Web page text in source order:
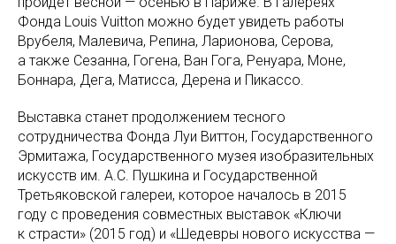
Фонда Louis Vuitton можно будет увидеть работы
Врубеля, Малевича, Репина, Ларионова, Серова,
а также Сезанна, Гогена, Ван Гога, Ренуара, Моне,
Боннара, Дега, Матисса, Дерена и Пикассо.
Выставка станет продолжением тесного
сотрудничества Фонда Луи Виттон, Государственного
Эрмитажа, Государственного музея изобразительных
искусств им. А.С. Пушкина и Государственной
Третьяковской галереи, которое началось в 2015
году с проведения совместных выставок «Ключи
к страсти» (2015 год) и «Шедевры нового искусства —